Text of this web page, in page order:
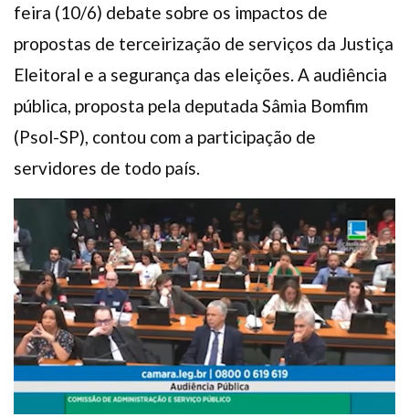
feira (10/6) debate sobre os impactos de
propostas de terceirização de serviços da Justiça
Eleitoral e a segurança das eleições. A audiência
pública, proposta pela deputada Sâmia Bomfim
(Psol-SP), contou com a participação de
servidores de todo país.